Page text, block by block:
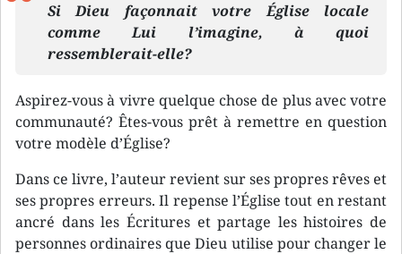
Si Dieu façonnait votre Église locale
comme Lui l’imagine, à quoi
ressemblerait-elle?
Aspirez-vous à vivre quelque chose de plus avec votre
communauté? Êtes-vous prêt à remettre en question
votre modèle d’Église?
Dans ce livre, l’auteur revient sur ses propres rêves et
ses propres erreurs. Il repense l’Église tout en restant
ancré dans les Écritures et partage les histoires de
personnes ordinaires que Dieu utilise pour changer le